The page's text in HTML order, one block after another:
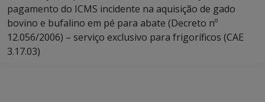
pagamento do ICMS incidente na aquisição de gado
bovino e bufalino em pé para abate (Decreto nº
12.056/2006) – serviço exclusivo para frigoríficos (CAE
3.17.03)